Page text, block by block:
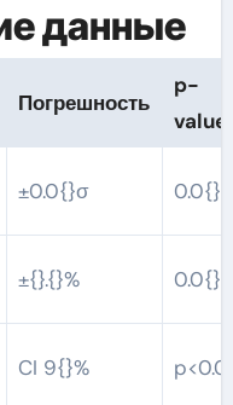
данные
Погрешность
p-
value
±0.0{}σ 0.0{}
±{}.{}% 0.0{}
CI 9{}%